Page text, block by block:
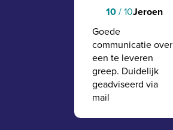
10/ 10Jeroen
Goede
communicatie over
een te leveren
greep. Duidelijk
geadviseerd via
mail